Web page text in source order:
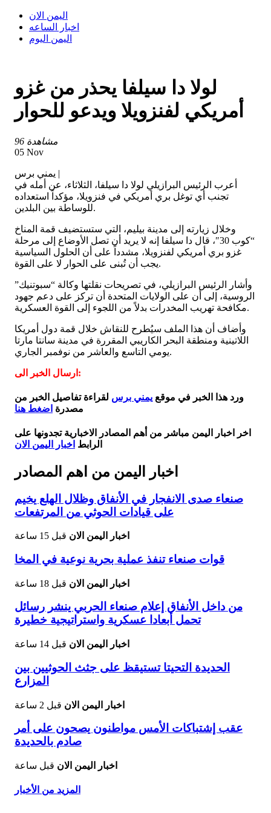
اليمن الان
اخبار الساعه
اليمن اليوم
لولا دا سيلفا يحذر من غزو
أمريكي لفنزويلا ويدعو للحوار
96 مشاهدة
05 Nov
يمني برس |
أعرب الرئيس البرازيلي لولا دا سيلفا، الثلاثاء، عن أمله في
تجنب أي توغل بري أمريكي في فنزويلا، مؤكداً استعداده
للوساطة بين البلدين.
وخلال زيارته إلى مدينة بيليم، التي ستستضيف قمة المناخ
“كوب 30″، قال دا سيلفا إنه لا يريد أن تصل الأوضاع إلى مرحلة
غزو بري أمريكي لفنزويلا، مشدداً على أن الحلول السياسية
يجب أن تُبنى على الحوار لا على القوة.
وأشار الرئيس البرازيلي، في تصريحات نقلتها وكالة “سبوتنيك”
الروسية، إلى أن على الولايات المتحدة أن تركز على دعم جهود
مكافحة تهريب المخدرات بدلاً من اللجوء إلى القوة العسكرية.
وأضاف أن هذا الملف سيُطرح للنقاش خلال قمة دول أمريكا
اللاتينية ومنطقة البحر الكاريبي المقررة في مدينة سانتا مارتا
يومي التاسع والعاشر من نوفمبر الجاري.
ارسال الخبر الى:
ورد هذا الخبر في موقع يمني برس لقراءة تفاصيل الخبر من
مصدرة اضغط هنا
اخر اخبار اليمن مباشر من أهم المصادر الاخبارية تجدونها على
الرابط اخبار اليمن الان
اخبار اليمن من اهم المصادر
صنعاء صدى الانفجار في الأنفاق وظلال الهلع يخيم
على قيادات الحوثي من المرتفعات
اخبار اليمن الان قبل 15 ساعة
قوات صنعاء تنفذ عملية بحرية نوعية في المخا
اخبار اليمن الان قبل 18 ساعة
من داخل الأنفاق إعلام صنعاء الحربي ينشر رسائل
تحمل أبعادا عسكرية واستراتيجية خطيرة
اخبار اليمن الان قبل 14 ساعة
الحديدة التحيتا تستيقظ على جثث الحوثيين بين
المزارع
اخبار اليمن الان قبل 2 ساعة
عقب إشتباكات الأمس مواطنون يصحون على أمر
صادم بالحديدة
اخبار اليمن الان قبل ساعة
المزيد من الأخبار